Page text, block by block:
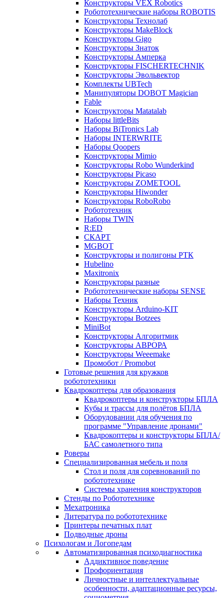
Конструкторы VEX Robotics
Робототехнические наборы ROBOTIS
Конструкторы Технолаб
Конструкторы MakeBlock
Конструкторы Gigo
Конструкторы Знаток
Конструкторы Амперка
Конструкторы FISCHERTECHNIK
Конструкторы Эвольвектор
Комплекты UBTech
Манипуляторы DOBOT Magician
Fable
Конструкторы Matatalab
Наборы littleBits
Наборы BiTronics Lab
Наборы INTERWRITE
Наборы Qoopers
Конструкторы Mimio
Конструкторы Robo Wunderkind
Конструкторы Picaso
Конструкторы ZOMETOOL
Конструкторы Hiwonder
Конструкторы RoboRobo
Робототехник
Наборы TWIN
R:ED
СКАРТ
MGBOT
Конструкторы и полигоны РТК
Hubelino
Maxitronix
Конструкторы разные
Робототехнические наборы SENSE
Наборы Техник
Конструкторы Arduino-KIT
Конструкторы Botzees
MiniBot
Конструкторы Алгоритмик
Конструкторы АВРОРА
Конструкторы Weeemake
Промобот / Promobot
Готовые решения для кружков
робототехники
Квадрокоптеры для образования
Квадрокоптеры и конструкторы БПЛА
Кубы и трассы для полётов БПЛА
Оборудовании для обучения по
программе "Управление дронами"
Квадрокоптеры и конструкторы БПЛА/
БАС самолетного типа
Роверы
Специализированная мебель и поля
Стол и поля для соревнований по
робототехнике
Системы хранения конструкторов
Стенды по Робототехнике
Мехатроника
Литература по робототехнике
Принтеры печатных плат
Подводные дроны
Психологам и Логопедам
Автоматизированная психодиагностика
Аддиктивное поведение
Профориентация
Личностные и интеллектуальные
особенности, адаптационные ресурсы,